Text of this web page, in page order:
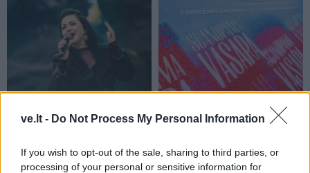
ve.lt - Do Not Process My Personal Information
If you wish to opt-out of the sale, sharing to third parties, or
processing of your personal or sensitive information for
Aušra Butkevičienė:
darbas, o kur - pomėgis
„Scanorama vasara“
pasimatymai su kinu